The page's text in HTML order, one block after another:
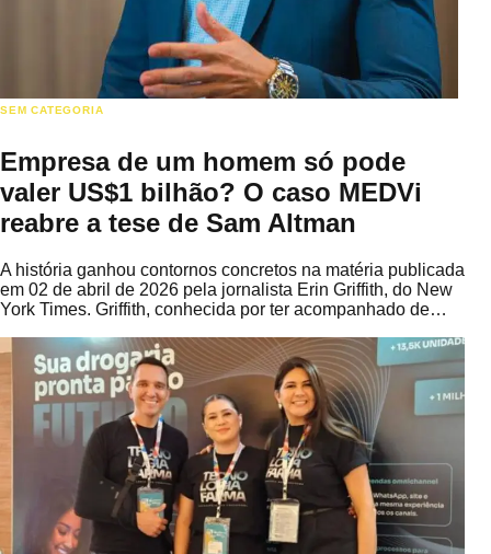
SEM CATEGORIA
Empresa de um homem só pode
valer US$1 bilhão? O caso MEDVi
reabre a tese de Sam Altman
A história ganhou contornos concretos na matéria publicada
em 02 de abril de 2026 pela jornalista Erin Griffith, do New
York Times. Griffith, conhecida por ter acompanhado de…